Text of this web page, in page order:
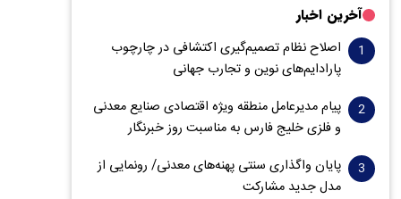
آخرین اخبار
اصلاح نظام تصمیم‌گیری اکتشافی در چارچوب
پارادایم‌های نوین و تجارب جهانی
پیام مدیرعامل منطقه ویژه اقتصادی صنایع معدنی
و فلزی خلیج فارس به مناسبت روز خبرنگار‌
پایان واگذاری‌ سنتی پهنه‌های معدنی/ رونمایی از
مدل جدید مشارکت